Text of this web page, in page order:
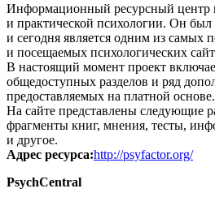
Информационный ресурсный центр
и практической психологии. Он был
и сегодня является одним из самых
и посещаемых психологических
В настоящий момент проект
общедоступных разделов и ряд
предоставляемых на платной основе.
На сайте представлены следующие
фрагменты книг, мнения, тесты,
и другое.
Адрес ресурса:http://psyfactor.org/
PsychCentral